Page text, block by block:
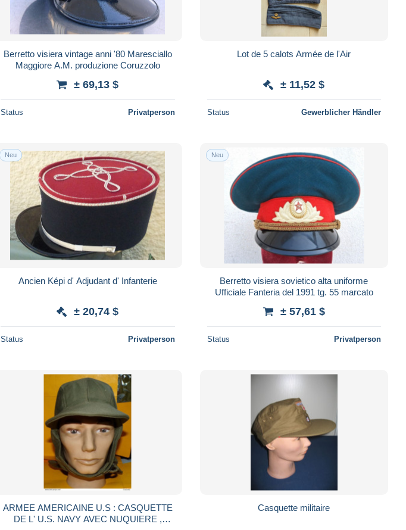
Berretto visiera vintage anni '80 Maresciallo
Maggiore A.M. produzione Coruzzolo
± 69,13 $
Status Privatperson
Lot de 5 calots Armée de l'Air
± 11,52 $
Status Gewerblicher Händler
Neu
Ancien Képi d' Adjudant d' Infanterie
± 20,74 $
Status Privatperson
Neu
Berretto visiera sovietico alta uniforme
Ufficiale Fanteria del 1991 tg. 55 marcato
± 57,61 $
Status Privatperson
ARMEE AMERICAINE U.S : CASQUETTE
DE L' U.S. NAVY AVEC NUQUIERE ,
Casquette militaire